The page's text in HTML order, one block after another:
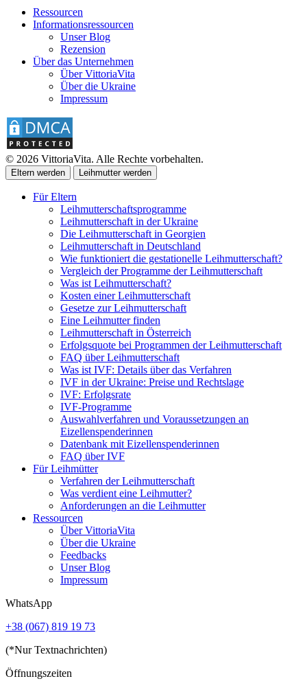
Ressourcen
Informationsressourcen
Unser Blog
Rezension
Über das Unternehmen
Über VittoriaVita
Über die Ukraine
Impressum
© 2026 VittoriaVita. Alle Rechte vorbehalten.
Eltern werden Leihmutter werden
Für Eltern
Leihmutterschaftsprogramme
Leihmutterschaft in der Ukraine
Die Leihmutterschaft in Georgien
Leihmutterschaft in Deutschland
Wie funktioniert die gestationelle Leihmutterschaft?
Vergleich der Programme der Leihmutterschaft
Was ist Leihmutterschaft?
Kosten einer Leihmutterschaft
Gesetze zur Leihmutterschaft
Eine Leihmutter finden
Leihmutterschaft in Österreich
Erfolgsquote bei Programmen der Leihmutterschaft
FAQ über Leihmutterschaft
Was ist IVF: Details über das Verfahren
IVF in der Ukraine: Preise und Rechtslage
IVF: Erfolgsrate
IVF-Programme
Auswahlverfahren und Voraussetzungen an
Eizellenspenderinnen
Datenbank mit Eizellenspenderinnen
FAQ über IVF
Für Leihmütter
Verfahren der Leihmutterschaft
Was verdient eine Leihmutter?
Anforderungen an die Leihmutter
Ressourcen
Über VittoriaVita
Über die Ukraine
Feedbacks
Unser Blog
Impressum
WhatsApp
+38 (067) 819 19 73
(*Nur Textnachrichten)
Öffnungszeiten